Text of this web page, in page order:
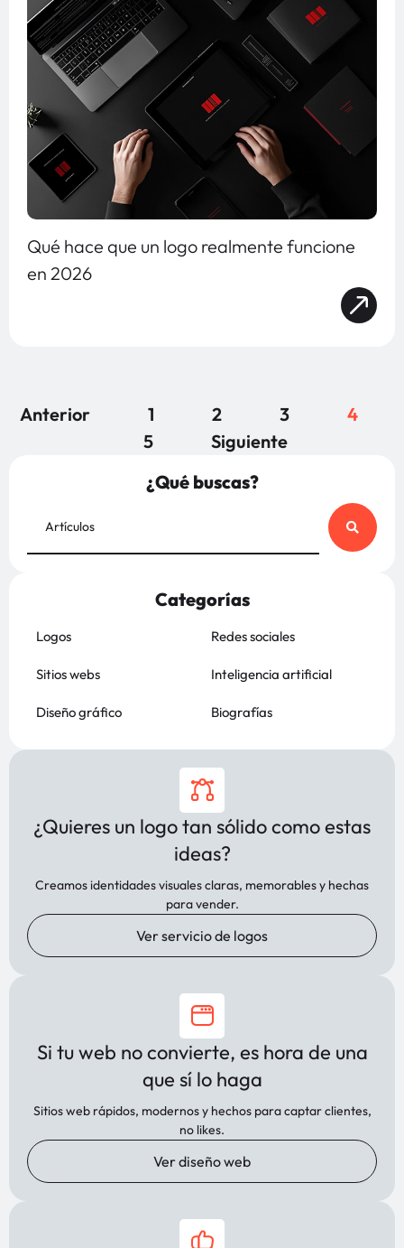
Qué hace que un logo realmente funcione
en 2026
Anterior 1 2 3
4
5
Siguiente
¿Qué buscas?
Categorías
Logos
Sitios webs
Diseño gráfico
Redes sociales
Inteligencia artificial
Biografías
¿Quieres un logo tan sólido como estas
ideas?
Creamos identidades visuales claras, memorables y hechas
para vender.
Ver servicio de logos
Si tu web no convierte, es hora de una
que sí lo haga
Sitios web rápidos, modernos y hechos para captar clientes,
no likes.
Ver diseño web